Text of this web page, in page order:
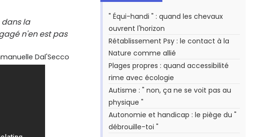
la
n'en est pas
Dal'Secco
" Équi-handi " : quand les chevaux
ouvrent l'horizon
Rétablissement Psy : le contact à la
Nature comme allié
Plages propres : quand accessibilité
rime avec écologie
Autisme : " non, ça ne se voit pas au
physique "
Autonomie et handicap : le piège du "
débrouille-toi "